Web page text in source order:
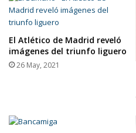
El Atlético de Madrid reveló
imágenes del triunfo liguero
26 May, 2021